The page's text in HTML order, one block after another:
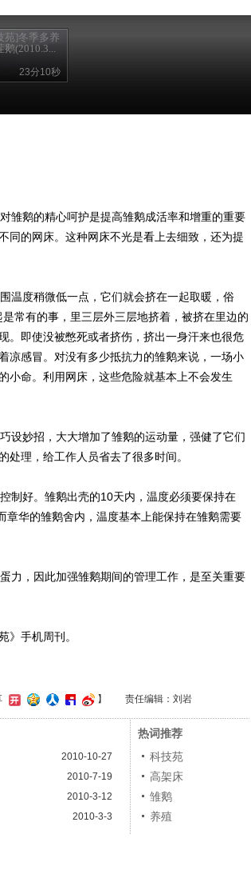
苑]冬季多养
鹅(2010.3...
23分10秒
雏鹅的精心呵护是提高雏鹅成活率和增重的重要
同的网床。这种网床不光是看上去细致，还为提
温度稍微低一点，它们就会挤在一起取暖，俗
常有的事，里三层外三层地挤着，被挤在里边的
。即使没被憋死或者挤伤，挤出一身汗来也很危
凉感冒。对没有多少抵抗力的雏鹅来说，一场小
小命。利用网床，这些危险就基本上不会发生
设妙招，大大增加了雏鹅的运动量，强健了它们
理，给工作人员省去了很多时间。
制好。雏鹅出壳的10天内，温度必须要保持在
华的雏鹅舍内，温度基本上能保持在雏鹅需要
力，因此加强雏鹅期间的管理工作，是至关重要
手机周刊。
】 责任编辑：刘岩
2010-10-27
2010-7-19
2010-3-12
2010-3-3
热词推荐
科技苑
高架床
雏鹅
养殖